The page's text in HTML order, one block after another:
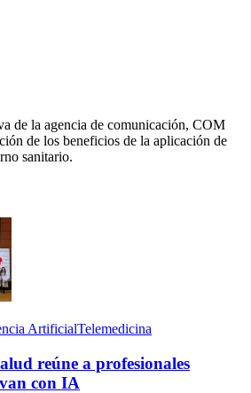
de la agencia de comunicación, COM
de los beneficios de la aplicación de
sanitario.
ArtificialTelemedicina
reúne a profesionales
con IA